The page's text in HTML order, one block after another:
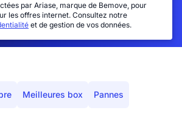
par Ariase, marque de Bemove, pour
les offres internet. Consultez notre
et de gestion de vos données.
Meilleures box Pannes